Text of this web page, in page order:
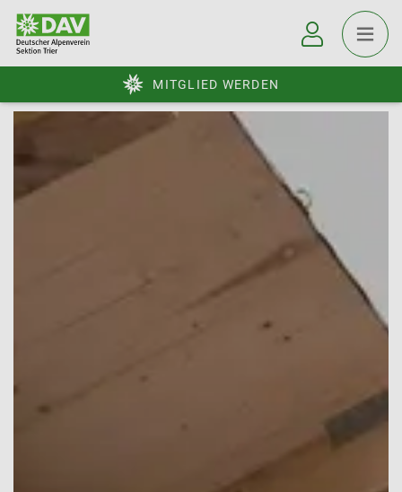
MITGLIED WERDEN